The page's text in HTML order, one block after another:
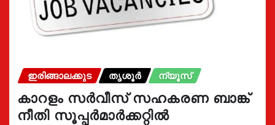
ഇരിങ്ങാലക്കുട തൃശൂർ ന്യൂസ്
കാറളം സർവീസ് സഹകരണ ബാങ്ക്
നീതി സൂപ്പർമാർക്കറ്റിൽ